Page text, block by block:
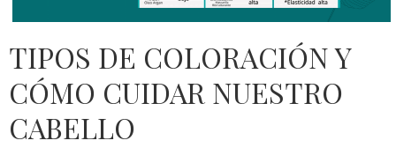
​TIPOS DE COLORACIÓN Y
CÓMO CUIDAR NUESTRO
CABELLO